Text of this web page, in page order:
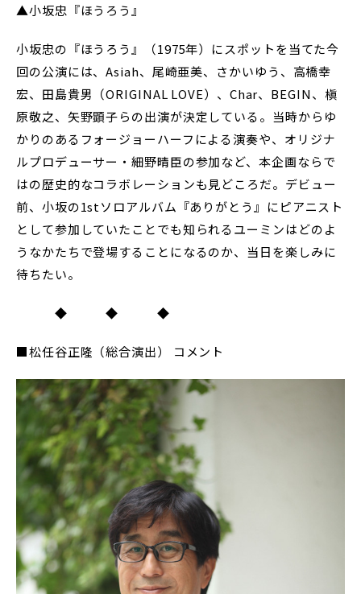
▲小坂忠『ほうろう』
小坂忠の『ほうろう』（1975年）にスポットを当てた今
回の公演には、Asiah、尾崎亜美、さかいゆう、高橋幸
宏、田島貴男（ORIGINAL LOVE）、Char、BEGIN、槇
原敬之、矢野顕子らの出演が決定している。当時からゆ
かりのあるフォージョーハーフによる演奏や、オリジナ
ルプロデューサー・細野晴臣の参加など、本企画ならで
はの歴史的なコラボレーションも見どころだ。デビュー
前、小坂の1stソロアルバム『ありがとう』にピアニスト
として参加していたことでも知られるユーミンはどのよ
うなかたちで登場することになるのか、当日を楽しみに
待ちたい。
◆ ◆ ◆
■松任谷正隆（総合演出） コメント